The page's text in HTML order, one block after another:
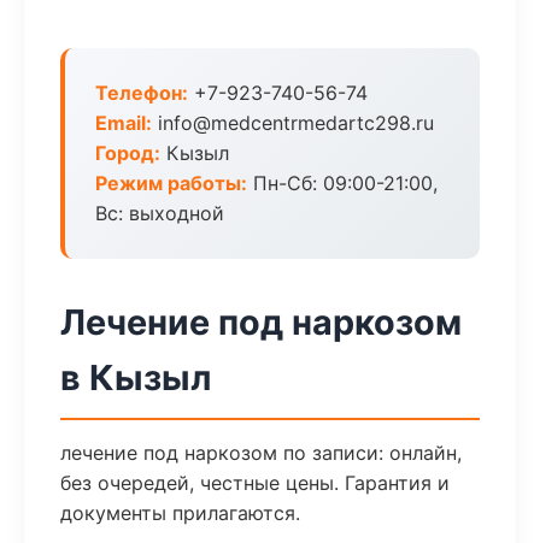
Телефон: +7-923-740-56-74
Email: info@medcentrmedartc298.ru
Город: Кызыл
Режим работы: Пн-Сб: 09:00-21:00,
Вс: выходной
Лечение под наркозом
в Кызыл
лечение под наркозом по записи: онлайн,
без очередей, честные цены. Гарантия и
документы прилагаются.